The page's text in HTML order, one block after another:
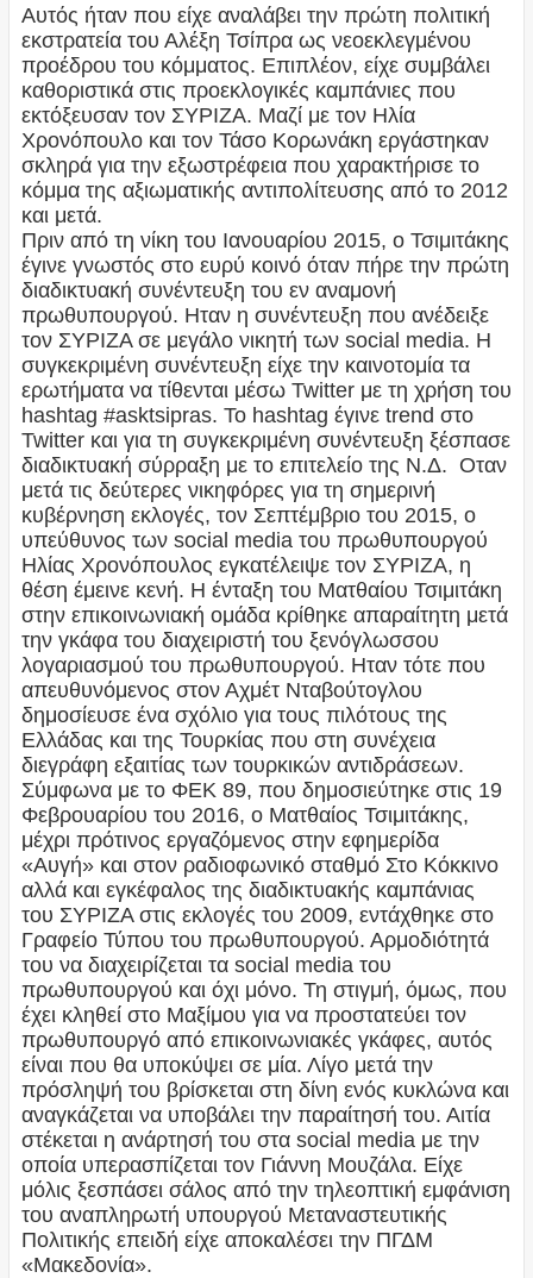
Αυτός ήταν που είχε αναλάβει την πρώτη πολιτική
εκστρατεία του Αλέξη Τσίπρα ως νεοεκλεγμένου
προέδρου του κόμματος. Επιπλέον, είχε συμβάλει
καθοριστικά στις προεκλογικές καμπάνιες που
εκτόξευσαν τον ΣΥΡΙΖΑ. Μαζί με τον Ηλία
Χρονόπουλο και τον Τάσο Κορωνάκη εργάστηκαν
σκληρά για την εξωστρέφεια που χαρακτήρισε το
κόμμα της αξιωματικής αντιπολίτευσης από το 2012
και μετά.
Πριν από τη νίκη του Ιανουαρίου 2015, ο Τσιμιτάκης
έγινε γνωστός στο ευρύ κοινό όταν πήρε την πρώτη
διαδικτυακή συνέντευξη του εν αναμονή
πρωθυπουργού. Ηταν η συνέντευξη που ανέδειξε
τον ΣΥΡΙΖΑ σε μεγάλο νικητή των social media. Η
συγκεκριμένη συνέντευξη είχε την καινοτομία τα
ερωτήματα να τίθενται μέσω Twitter με τη χρήση του
hashtag #asktsipras. Το hashtag έγινε trend στο
Twitter και για τη συγκεκριμένη συνέντευξη ξέσπασε
διαδικτυακή σύρραξη με το επιτελείο της Ν.Δ. Οταν
μετά τις δεύτερες νικηφόρες για τη σημερινή
κυβέρνηση εκλογές, τον Σεπτέμβριο του 2015, ο
υπεύθυνος των social media του πρωθυπουργού
Ηλίας Χρονόπουλος εγκατέλειψε τον ΣΥΡΙΖΑ, η
θέση έμεινε κενή. Η ένταξη του Ματθαίου Τσιμιτάκη
στην επικοινωνιακή ομάδα κρίθηκε απαραίτητη μετά
την γκάφα του διαχειριστή του ξενόγλωσσου
λογαριασμού του πρωθυπουργού. Ηταν τότε που
απευθυνόμενος στον Αχμέτ Νταβούτογλου
δημοσίευσε ένα σχόλιο για τους πιλότους της
Ελλάδας και της Τουρκίας που στη συνέχεια
διεγράφη εξαιτίας των τουρκικών αντιδράσεων.
Σύμφωνα με το ΦΕΚ 89, που δημοσιεύτηκε στις 19
Φεβρουαρίου του 2016, ο Ματθαίος Τσιμιτάκης,
μέχρι πρότινος εργαζόμενος στην εφημερίδα
«Αυγή» και στον ραδιοφωνικό σταθμό Στο Κόκκινο
αλλά και εγκέφαλος της διαδικτυακής καμπάνιας
του ΣΥΡΙΖΑ στις εκλογές του 2009, εντάχθηκε στο
Γραφείο Τύπου του πρωθυπουργού. Αρμοδιότητά
του να διαχειρίζεται τα social media του
πρωθυπουργού και όχι μόνο. Τη στιγμή, όμως, που
έχει κληθεί στο Μαξίμου για να προστατεύει τον
πρωθυπουργό από επικοινωνιακές γκάφες, αυτός
είναι που θα υποκύψει σε μία. Λίγο μετά την
πρόσληψή του βρίσκεται στη δίνη ενός κυκλώνα και
αναγκάζεται να υποβάλει την παραίτησή του. Αιτία
στέκεται η ανάρτησή του στα social media με την
οποία υπερασπίζεται τον Γιάννη Μουζάλα. Είχε
μόλις ξεσπάσει σάλος από την τηλεοπτική εμφάνιση
του αναπληρωτή υπουργού Μεταναστευτικής
Πολιτικής επειδή είχε αποκαλέσει την ΠΓΔΜ
«Μακεδονία».